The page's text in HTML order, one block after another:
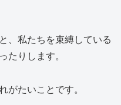
、私たちを束縛している
たりします。
がたいことです。